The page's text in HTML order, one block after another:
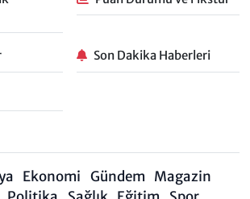
Son Dakika Haberleri
Ekonomi Gündem Magazin